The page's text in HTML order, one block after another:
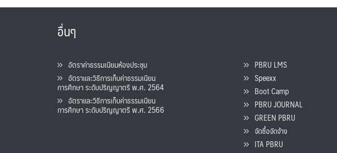
อื่นๆ
อัตราค่าธรรมเนียมห้องประชุม
อัตราและวิธีการเก็บค่าธรรมเนียน
การศึกษา ระดับปริญญาตรี พ.ศ. 2564
อัตราและวิธีการเก็บค่าธรรมเนียน
การศึกษา ระดับปริญญาตรี พ.ศ. 2566
PBRU LMS
Speexx
Boot Camp
PBRU JOURNAL
GREEN PBRU
จัดซื้อจัดจ้าง
ITA PBRU